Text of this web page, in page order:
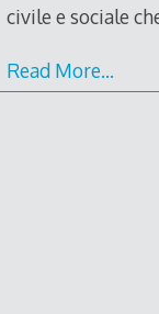
civile e sociale
Read More…